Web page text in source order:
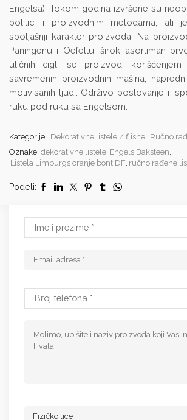
Engelsa). Tokom godina izvršene su
politici i proizvodnim metodama, ali
spoljašnji karakter proizvoda. Na
Paningenu i Oefeltu, širok asortiman
uličnih cigli se proizvodi korišćenjem
savremenih proizvodnih mašina,
motivisanih ljudi. Održivo poslovanje i
ruku pod ruku sa Engelsom.
Kategorije: Dekorativne listele / flisne Ručno
Oznake: dekorativne listele Engels Baksteen
Listela Limburgs oranje bont DF ručno rađene
Podeli: